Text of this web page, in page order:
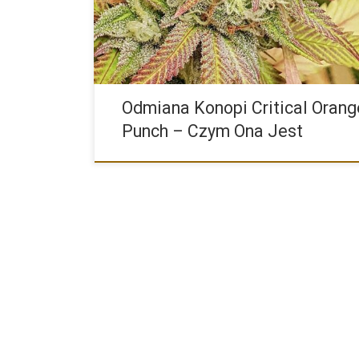
Odmiana Konopi Critical
Punch – Czym Ona Jest